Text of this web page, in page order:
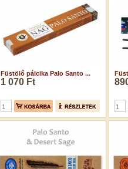
Füstölő pálcika Palo Santo ...
1 070 Ft